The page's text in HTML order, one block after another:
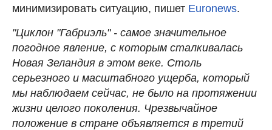
минимизировать ситуацию, пишет Euronews.
"Циклон "Габриэль" - самое значительное
погодное явление, с которым сталкивалась
Новая Зеландия в этом веке. Столь
серьезного и масштабного ущерба, который
мы наблюдаем сейчас, не было на протяжении
жизни целого поколения. Чрезвычайное
положение в стране объявляется в третий